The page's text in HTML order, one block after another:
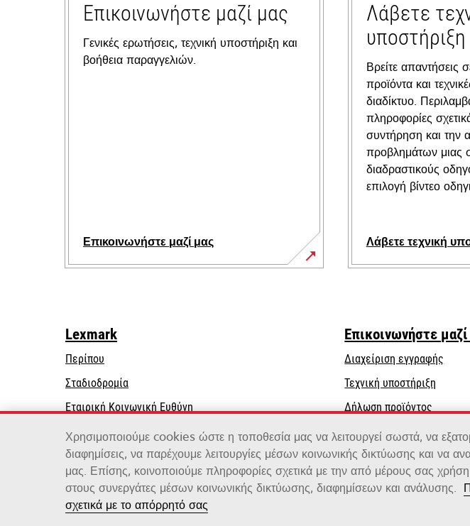
Επικοινωνήστε μαζί μας
Γενικές ερωτήσεις, τεχνική υποστήριξη και
βοήθεια παραγγελιών.
Επικοινωνήστε μαζί μας
Λάβετε
υποστήριξη
Βρείτε απαντήσεις
προϊόντα και
διαδίκτυο.
πληροφορίες
συντήρηση και την
προβλημάτων μιας
διαδραστικούς
επιλογή βίντεο
Λάβετε τεχνική
opens
tab
Lexmark
Περίπου
Σταδιοδρομία
Εταιρική Κοινωνική Ευθύνη
a
new
tab
Βιωσιμότητα
Επικοινωνήστε
Διαχείριση εγγραφής
Τεχνική υποστήριξη
a
new
tab
Δήλωση προϊόντος
Βρείτε έναν αντιπρόσωπο
Κατάλογος χονδρεμπόρων
Lexmark International, Inc., μια εταιρεία της Xerox
©2026 Με την επιφύλαξη παντός δικαιώματος.
Χρησιμοποιούμε cookies ώστε η τοποθεσία μας να λειτουργεί σωστά, να
διαφημίσεις, να παρέχουμε λειτουργίες μέσων κοινωνικής δικτύωσης και να
μας. Επίσης, κοινοποιούμε πληροφορίες σχετικά με την από μέρους σας
στους συνεργάτες μέσων κοινωνικής δικτύωσης, διαφημίσεων και ανάλυσης.
σχετικά με το απόρρητό σας